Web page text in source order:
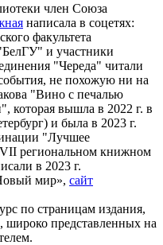
член Союза
написала в соцетях:
факультета
и участники
"Череда" читали
не похожую ни на
"Вино с печалью
которая вышла в 2022 г. в
и была в 2023 г.
"Лучшее
VII региональном книжном
в 2023 г.
мир», сайт
по страницам издания,
широко представленных на